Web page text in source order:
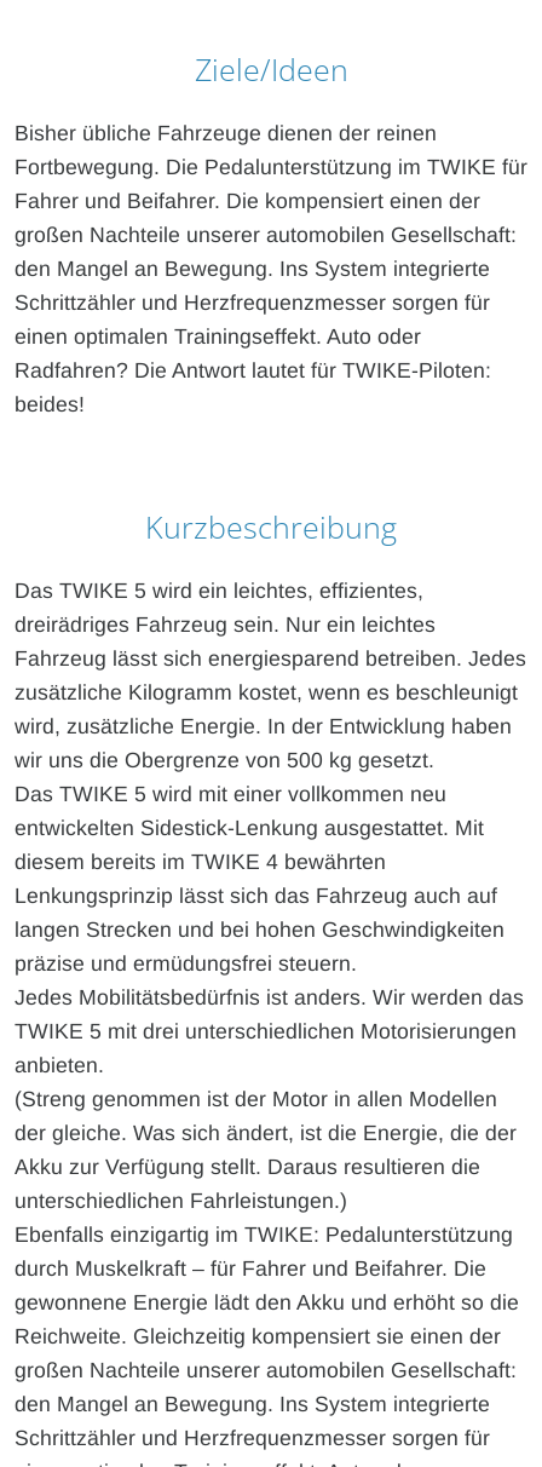
Ziele/Ideen
Bisher übliche Fahrzeuge dienen der reinen
Fortbewegung. Die Pedalunterstützung im TWIKE für
Fahrer und Beifahrer. Die kompensiert einen der
großen Nachteile unserer automobilen Gesellschaft:
den Mangel an Bewegung. Ins System integrierte
Schrittzähler und Herzfrequenzmesser sorgen für
einen optimalen Trainingseffekt. Auto oder
Radfahren? Die Antwort lautet für TWIKE-Piloten:
beides!
Kurzbeschreibung
Das TWIKE 5 wird ein leichtes, effizientes,
dreirädriges Fahrzeug sein. Nur ein leichtes
Fahrzeug lässt sich energiesparend betreiben. Jedes
zusätzliche Kilogramm kostet, wenn es beschleunigt
wird, zusätzliche Energie. In der Entwicklung haben
wir uns die Obergrenze von 500 kg gesetzt.
Das TWIKE 5 wird mit einer vollkommen neu
entwickelten Sidestick-Lenkung ausgestattet. Mit
diesem bereits im TWIKE 4 bewährten
Lenkungsprinzip lässt sich das Fahrzeug auch auf
langen Strecken und bei hohen Geschwindigkeiten
präzise und ermüdungsfrei steuern.
Jedes Mobilitätsbedürfnis ist anders. Wir werden das
TWIKE 5 mit drei unterschiedlichen Motorisierungen
anbieten.
(Streng genommen ist der Motor in allen Modellen
der gleiche. Was sich ändert, ist die Energie, die der
Akku zur Verfügung stellt. Daraus resultieren die
unterschiedlichen Fahrleistungen.)
Ebenfalls einzigartig im TWIKE: Pedalunterstützung
durch Muskelkraft – für Fahrer und Beifahrer. Die
gewonnene Energie lädt den Akku und erhöht so die
Reichweite. Gleichzeitig kompensiert sie einen der
großen Nachteile unserer automobilen Gesellschaft:
den Mangel an Bewegung. Ins System integrierte
Schrittzähler und Herzfrequenzmesser sorgen für